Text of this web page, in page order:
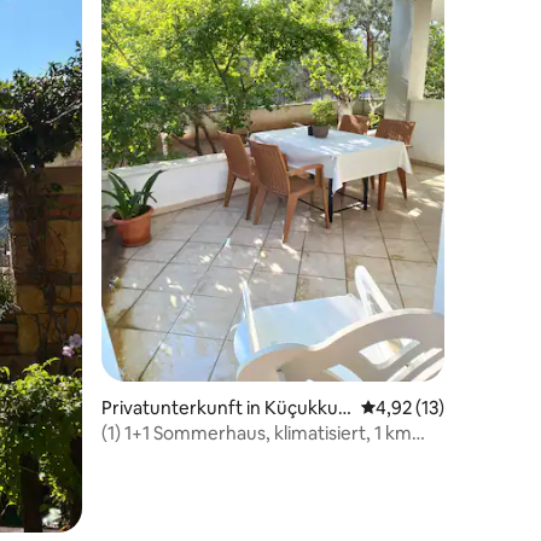
BewertungenPrivatunterkunft in Küçukkuy
u
Durchschnittliche
4,92 (13)
(1) 1+1 Sommerhaus, klimatisiert, 1 km